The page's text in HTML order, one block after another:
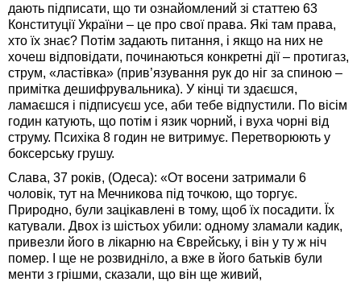
дають підписати, що ти ознайомлений зі статтею 63
Конституції України – це про свої права. Які там права,
хто їх знає? Потім задають питання, і якщо на них не
хочеш відповідати, починаються конкретні дії – протигаз,
струм, «ластівка» (прив’язування рук до ніг за спиною –
примітка дешифрувальника). У кінці ти здаєшся,
ламаєшся і підписуєш усе, аби тебе відпустили. По вісім
годин катують, що потім і язик чорний, і вуха чорні від
струму. Психіка 8 годин не витримує. Перетворюють у
боксерську грушу.
Слава, 37 років, (Одеса): «От восени затримали 6
чоловік, тут на Мечникова під точкою, що торгує.
Природно, були зацікавлені в тому, щоб їх посадити. Їх
катували. Двох із шістьох убили: одному зламали кадик,
привезли його в лікарню на Єврейську, і він у ту ж ніч
помер. І ще не розвидніло, а вже в його батьків були
менти з грішми, сказали, що він ще живий,